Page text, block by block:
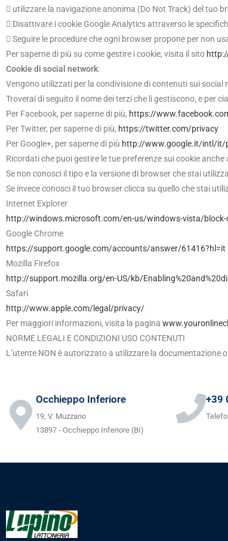
 utilizzare la navigazione anonima (Do Not Track) del tuo
 Disattivare i cookie Google Analytics attraverso le
 Seguire le procedure che ogni browser propone per non
Per saperne di più su come gestire i cookie, visita il sito
Cookie di social network:
Vengono utilizzati per la condivisione di contenuti sui social
Troverai di seguito il nome dei terzi che li gestiscono, e per
Per Facebook, per saperne di più, https://
Per Twitter, per saperne di più, https://twitter.com/privacy
Per Google+, per saperne di più http://www.google.it/intl/it/
Ricordati che puoi gestire le tue preferenze sui cookie
Se non conosci il tipo e la versione di browser che stai
Se invece conosci il tuo browser clicca su quello che stai
Internet Explorer
http://windows.microsoft.com/en-us/windows-vista/block-
Google Chrome
https://support.google.com/accounts/answer/61416?hl=it
Mozilla Firefox
http://support.mozilla.org/en-US/kb/
Safari
http://www.apple.com/legal/privacy/
Per maggiori informazioni, visita la pagina
NORME LEGALI E CONDIZIONI USO CONTENUTI
L’utente NON è autorizzato a utilizzare la documentazione
Occhieppo Inferiore
19, V. Muzzano
13897 - Occhieppo Inferiore (BI)
+39